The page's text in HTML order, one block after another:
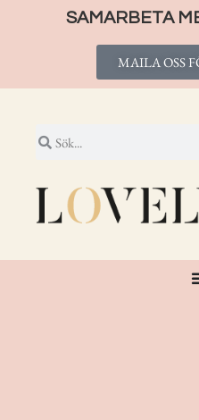
SAMARBETA
MAILA OSS